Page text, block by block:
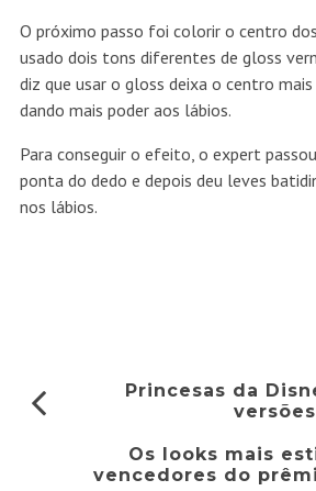
O próximo passo foi colorir o centro
usado dois tons diferentes de gloss
diz que usar o gloss deixa o centro
dando mais poder aos lábios.
Para conseguir o efeito, o expert
ponta do dedo e depois deu leves
nos lábios.
Princesas da
Os looks mais
vencedores do